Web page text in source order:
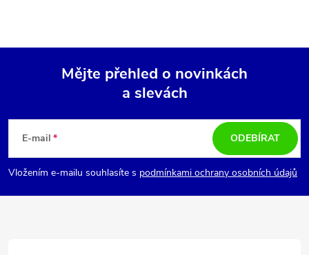
p
a
Mějte přehled o novinkách
a slevách
E-mail
Vložením e-mailu souhlasíte s podmínkami ochrany osobních údajů
ODEBÍRAT